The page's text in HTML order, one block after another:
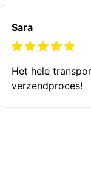
Sara
Het hele
verzendproces!